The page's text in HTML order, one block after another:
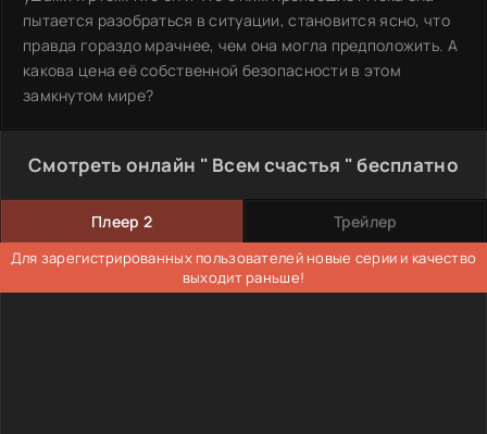
пытается разобраться в ситуации, становится ясно, что
правда гораздо мрачнее, чем она могла предположить. А
какова цена её собственной безопасности в этом
замкнутом мире?
Смотреть онлайн " Всем счастья " бесплатно
Плеер 2 Трейлер
Для зарегистрированных пользователей новые серии и качество
выходит раньше!